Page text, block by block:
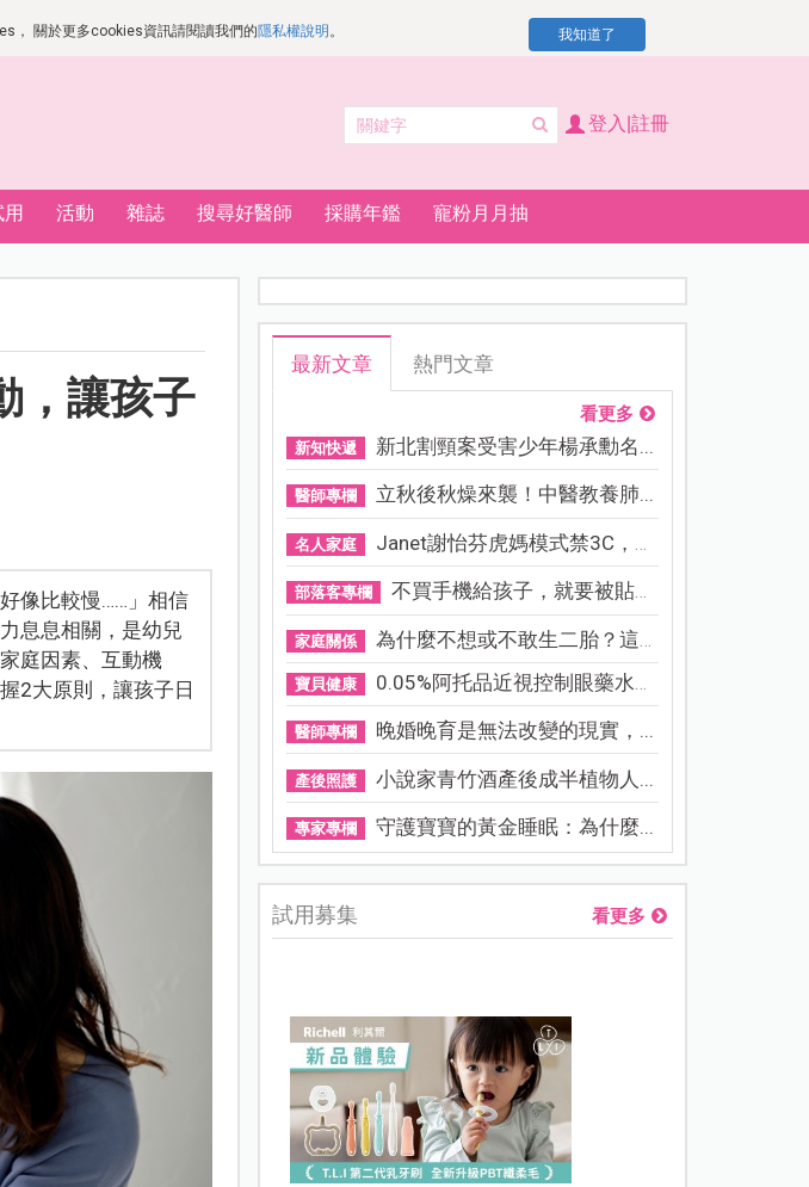
， 關於更多cookies資訊請閱讀我們的隱私權說明 。 我知道了
登入|註冊
活動 雜誌 搜尋好醫師 採購年鑑 寵粉月月抽
，讓孩子
像比較慢……」相信
息息相關，是幼兒
庭因素、互動機
2大原則，讓孩子日
最新文章 熱門文章
看更多
新知快遞 新北割頸案受害少年楊承勳名...
醫師專欄 立秋後秋燥來襲！中醫教養肺...
名人家庭 Janet謝怡芬虎媽模式禁3C，看...
部落客專欄 不買手機給孩子，就要被貼「...
家庭關係 為什麼不想或不敢生二胎？這8...
寶貝健康 0.05%阿托品近視控制眼藥水納...
醫師專欄 晚婚晚育是無法改變的現實，...
產後照護 小說家青竹酒產後成半植物人...
專家專欄 守護寶寶的黃金睡眠：為什麼...
試用募集 看更多